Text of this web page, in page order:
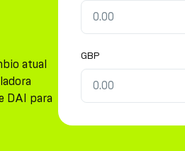
atual
DAI para
GBP